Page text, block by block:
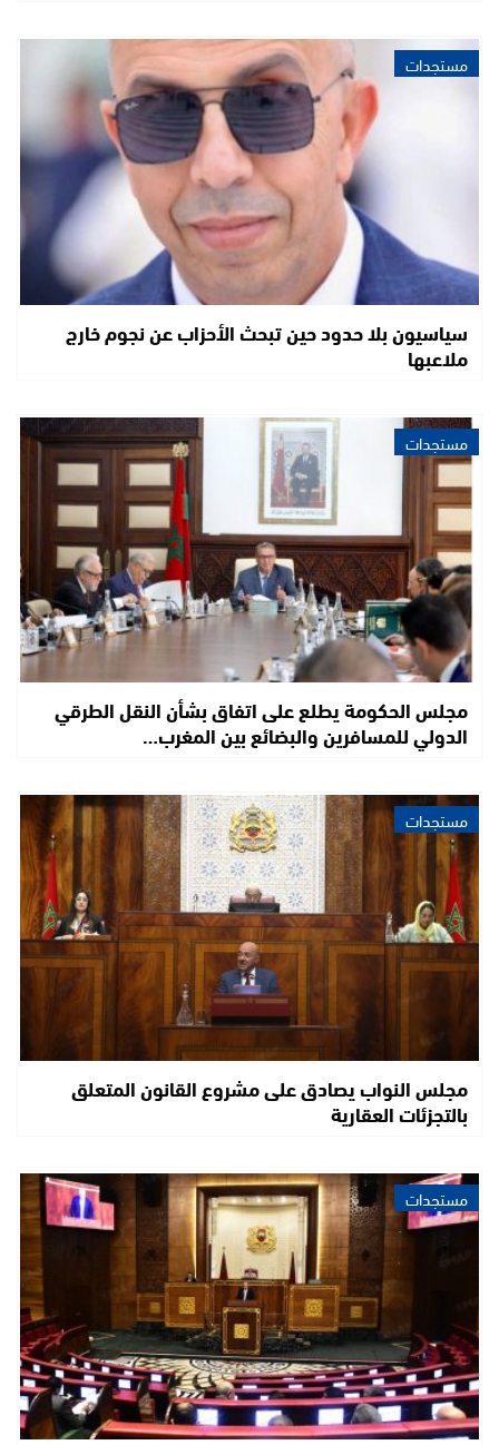
مستجدات
سياسيون بلا حدود حين تبحث الأحزاب عن نجوم خارج
ملاعبها
مستجدات
مجلس الحكومة يطلع على اتفاق بشأن النقل الطرقي
الدولي للمسافرين والبضائع بين المغرب…
مستجدات
مجلس النواب يصادق على مشروع القانون المتعلق
بالتجزئات العقارية
مستجدات